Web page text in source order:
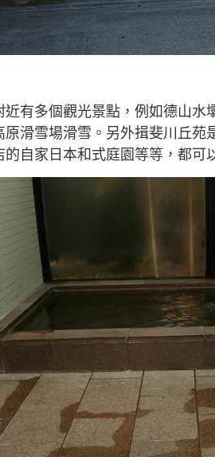
近有多個觀光景點，例如德山水
原滑雪場滑雪。另外揖斐川丘苑
的自家日本和式庭園等等，都可